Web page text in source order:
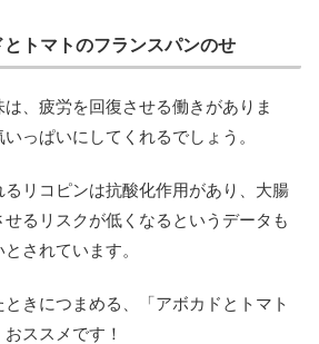
トマトのフランスパンのせ
、疲労を回復させる働きがありま
っぱいにしてくれるでしょう。
るリコピンは抗酸化作用があり、大腸
るリスクが低くなるというデータも
されています。
きにつまめる、「アボカドとトマト
ススメです！